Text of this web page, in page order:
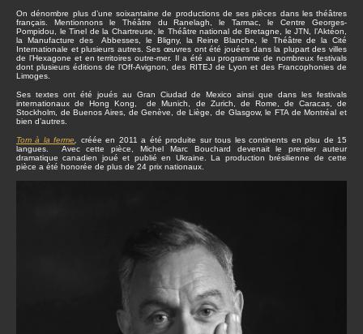
On dénombre plus d’une soixantaine de productions de ses pièces dans les théâtres
français. Mentionnons le Théâtre du Ranelagh, le Tarmac, le Centre Georges-
Pompidou, le Tinel de la Chartreuse, le Théâtre national de Bretagne, le JTN, l’Aktéon,
la Manufacture des Abbesses, le Bligny, la Reine Blanche, le Théâtre de la Cité
Internationale et plusieurs autres. Ses œuvres ont été jouées dans la plupart des villes
de l’Hexagone et en territoires outre-mer. Il a été au programme de nombreux festivals
dont plusieurs éditions de l’Off-Avignon, des RITEJ de Lyon et des Francophonies de
Limoges.
Ses textes ont été joués au Gran Ciudad de Mexico ainsi que dans les festivals
internationaux de Hong Kong, de Munich, de Zurich, de Rome, de Caracas, de
Stockholm, de Buenos Aires, de Genève, de Liège, de Glasgow, le FTA de Montréal et
bien d’autres.
Tom à la ferme
créée en 2011 a été produite sur tous les continents en plsu de 15
langues. Avec cette pièce, Michel Marc Bouchard devenait le premier auteur
dramatique canadien joué et publié en Ukraine. La production brésilienne de cette
pièce a été honorée de plus de 24 prix nationaux.